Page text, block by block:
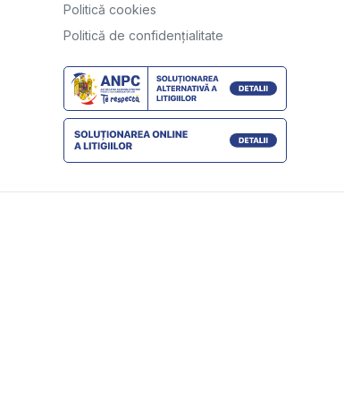
Politică cookies
Politică de confidențialitate